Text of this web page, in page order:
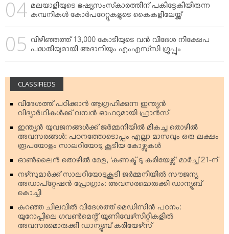
മലയാളിയുടെ ഭഷ്യസംസ്‌കാരത്തിന് പകിട്ടേകിയിരുന്ന
കമ്പനികള്‍ കോര്‍പറേറ്റുകളുടെ കൈകളിലേയ്ക്ക്
വിഴിഞ്ഞത്ത് 13,000 കോടിയുടെ വന്‍ വിദേശ നിക്ഷേപ
പദ്ധതിയുമായി അദാനിയും എംഎസ്‌സി ഗ്രൂപ്പും
CLASSIFIEDS
വിദേശത്ത് പഠിക്കാന്‍ ആഗ്രഹിക്കുന്ന ഇന്ത്യന്‍
വിദ്യാര്‍ഥികള്‍ക്ക് വമ്പന്‍ ഓഫറുമായി ഫ്രാന്‍സ്
ഇന്ത്യന്‍ യുവജനങ്ങള്‍ക്ക് ജര്‍മ്മനിയില്‍ മികച്ച തൊഴില്‍
അവസരങ്ങള്‍: പഠനത്തോടൊപ്പം എല്ലാ മാസവും ഒരു ലക്ഷം
രൂപയോളം സാലറിയോടു കൂടിയ കോഴ്സുകള്‍
ഓണ്‍ലൈന്‍ തൊഴില്‍ മേള, ‘കണക്ട് ടു കരിയേഴ്സ്’ മാര്‍ച്ച് 21-ന്
നഴ്‌സുമാര്‍ക്ക് സാലറിയോടുകൂടി ജര്‍മ്മനിയില്‍ സൗജന്യ
അഡാപ്റ്റേഷന്‍ പ്രോഗ്രാം: അവസരമൊരുക്കി ഡാന്യൂബ്
കൊച്ചി
കുറഞ്ഞ ചിലവില്‍ വിദേശത്ത് മെഡിസിന്‍ പഠനം:
യൂറോപ്പിലെ ഗവണ്‍മെന്റ് യൂണിവേഴ്‌സിറ്റികളില്‍
അവസരമൊരുക്കി ഡാന്യൂബ് കരിയേഴ്‌സ്